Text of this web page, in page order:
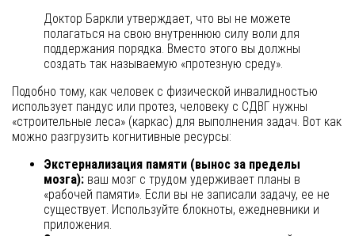
Доктор Баркли утверждает, что вы не можете
полагаться на свою внутреннюю силу воли для
поддержания порядка. Вместо этого вы должны
создать так называемую «протезную среду».
Подобно тому, как человек с физической инвалидностью
использует пандус или протез, человеку с СДВГ нужны
«строительные леса» (каркас) для выполнения задач. Вот как
можно разгрузить когнитивные ресурсы:
Экстернализация памяти (вынос за пределы
мозга): ваш мозг с трудом удерживает планы в
«рабочей памяти». Если вы не записали задачу, ее не
существует. Используйте блокноты, ежедневники и
приложения.